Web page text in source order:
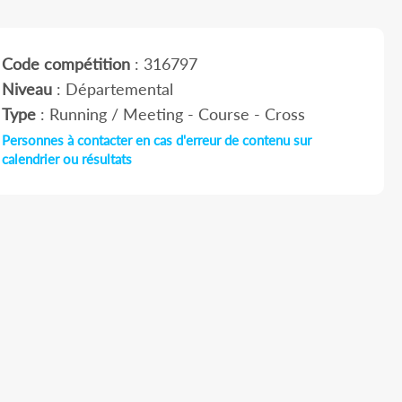
Code compétition: 316797
Niveau: Départemental
Type: Running / Meeting - Course - Cross
Personnes à contacter en cas d'erreur de contenu sur
calendrier ou résultats